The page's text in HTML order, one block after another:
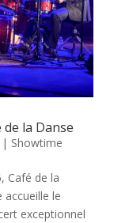
la Danse
| Showtime
Café de la
accueille le
exceptionnel